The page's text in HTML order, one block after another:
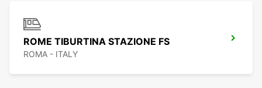
ROME TIBURTINA STAZIONE FS
ROMA - ITALY